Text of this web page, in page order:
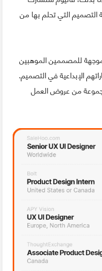
التي تحلم بها من
للمصممين الموهبين
الإبداعية في التصميم.
من عروض العمل